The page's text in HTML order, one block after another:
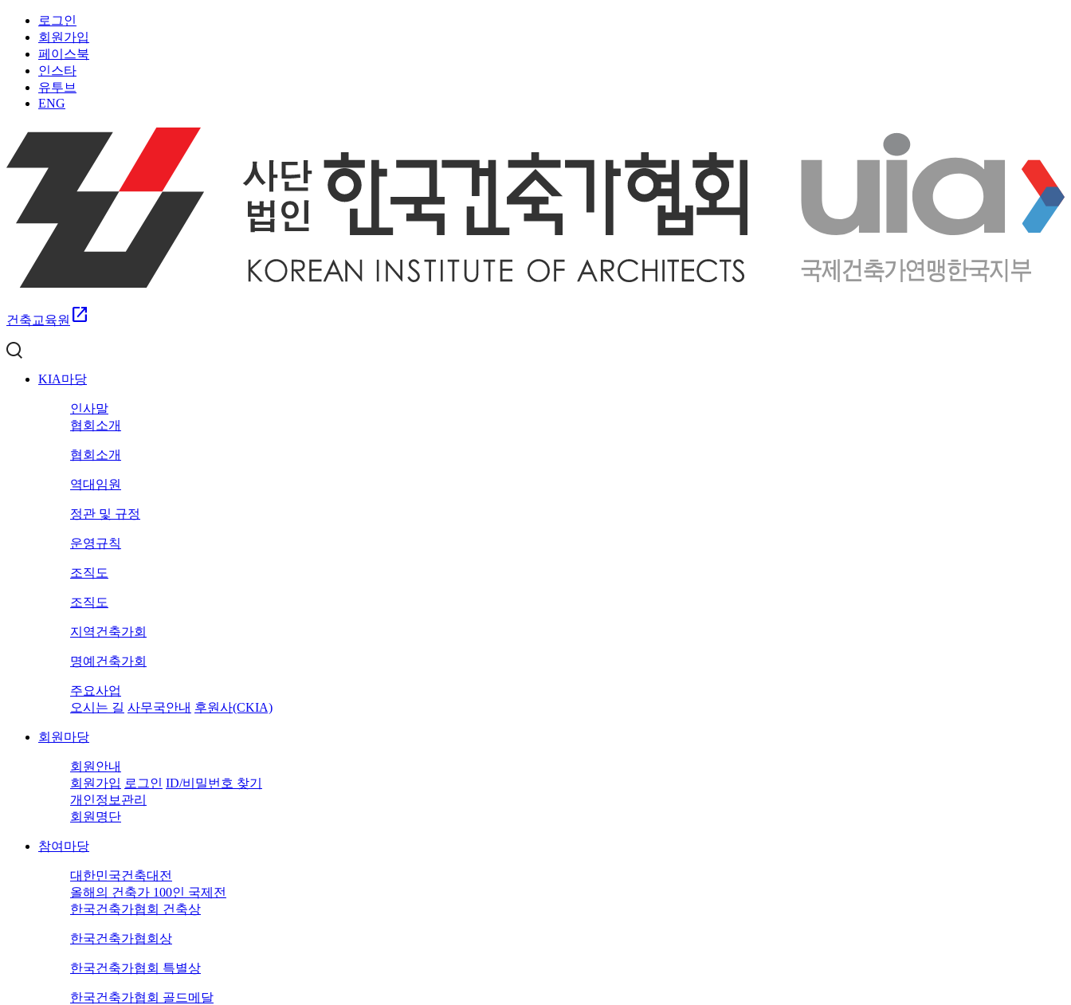
로그인
회원가입
페이스북
인스타
유투브
ENG
건축교육원 open_in_new
KIA마당
인사말
협회소개
협회소개
역대임원
정관 및 규정
운영규칙
조직도
조직도
지역건축가회
명예건축가회
주요사업
오시는 길 사무국안내 후원사(CKIA)
회원마당
회원안내
회원가입 로그인 ID/비밀번호 찾기
개인정보관리
회원명단
참여마당
대한민국건축대전
올해의 건축가 100인 국제전
한국건축가협회 건축상
한국건축가협회상
한국건축가협회 특별상
한국건축가협회 골드메달